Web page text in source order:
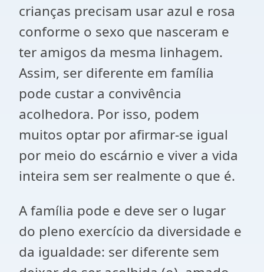
crianças precisam usar azul e rosa
conforme o sexo que nasceram e
ter amigos da mesma linhagem.
Assim, ser diferente em família
pode custar a convivência
acolhedora. Por isso, podem
muitos optar por afirmar-se igual
por meio do escárnio e viver a vida
inteira sem ser realmente o que é.
A família pode e deve ser o lugar
do pleno exercício da diversidade e
da igualdade: ser diferente sem